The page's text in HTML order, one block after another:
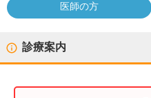
医師の方
診療案内